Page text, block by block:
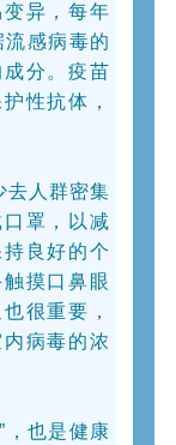
异，每年
感病毒的
分。疫苗
性抗体，
去人群密集
罩，以减
良好的个
摸口鼻眼
很重要，
病毒的浓
，也是健康